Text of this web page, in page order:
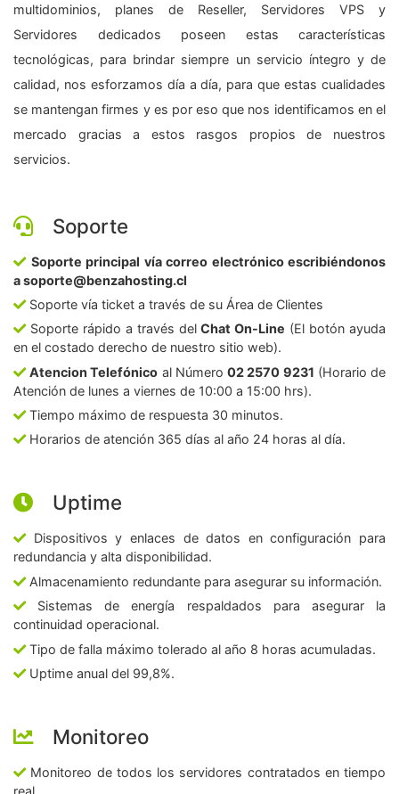
multidominios, planes de Reseller, Servidores VPS y
Servidores dedicados poseen estas características
tecnológicas, para brindar siempre un servicio íntegro y de
calidad, nos esforzamos día a día, para que estas cualidades
se mantengan firmes y es por eso que nos identificamos en el
mercado gracias a estos rasgos propios de nuestros
servicios.
Soporte
Soporte principal vía correo electrónico escribiéndonos
a soporte@benzahosting.cl
Soporte vía ticket a través de su Área de Clientes
Soporte rápido a través delChat On-Line (El botón ayuda
en el costado derecho de nuestro sitio web).
Atencion Telefónico al Número02 2570 9231 (Horario de
Atención de lunes a viernes de 10:00 a 15:00 hrs).
Tiempo máximo de respuesta 30 minutos.
Horarios de atención 365 días al año 24 horas al día.
Uptime
Dispositivos y enlaces de datos en configuración para
redundancia y alta disponibilidad.
Almacenamiento redundante para asegurar su información.
Sistemas de energía respaldados para asegurar la
continuidad operacional.
Tipo de falla máximo tolerado al año 8 horas acumuladas.
Uptime anual del 99,8%.
Monitoreo
Monitoreo de todos los servidores contratados en tiempo
real.